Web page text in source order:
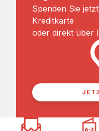
Spenden Sie
Kreditkarte
oder direkt über